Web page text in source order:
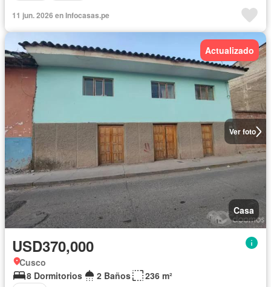
11 jun. 2026 en Infocasas.pe
Ver foto
Actualizado
Casa
USD370,000
Cusco
8 Dormitorios
2 Baños
236 m²